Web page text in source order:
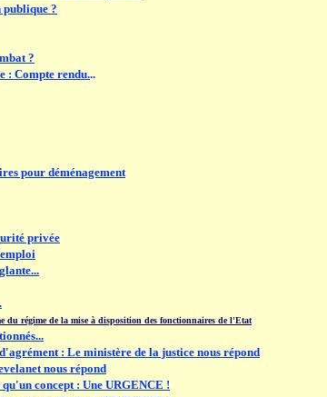
publique ?
?
: Compte rendu...
pour déménagement
privée
du régime de la mise à disposition des fonctionnaires de l'Etat
: Le ministère de la justice nous répond
nous répond
concept : Une URGENCE !